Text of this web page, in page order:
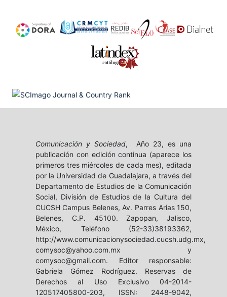
Comunicación y Sociedad, Año 23, es una
publicación con edición continua (aparece los
primeros tres miércoles de cada mes), editada
por la Universidad de Guadalajara, a través del
Departamento de Estudios de la Comunicación
Social, División de Estudios de la Cultura del
CUCSH Campus Belenes, Av. Parres Arias 150,
Belenes, C.P. 45100. Zapopan, Jalisco,
México, Teléfono (52-33)38193362,
http://www.comunicacionysociedad.cucsh.udg.mx,
comysoc@yahoo.com.mx y
comysoc@gmail.com. Editor responsable:
Gabriela Gómez Rodríguez. Reservas de
Derechos al Uso Exclusivo 04-2014-
120517405800-203, ISSN: 2448-9042,